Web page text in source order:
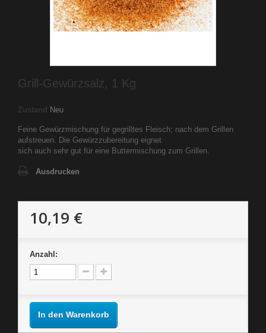
Grill-Gewürzsalz, 1 Kg
Zustand Neu
Feine Gewürzmischung für gegrilltes Fleisch; nach dem Grillen
aufstreuen. Die Gewürzzubereitung eignet
sich auch sehr gut für eine Buttermischung zum Grillen.
Ausdrucken
10,19 €
Anzahl:
In den Warenkorb